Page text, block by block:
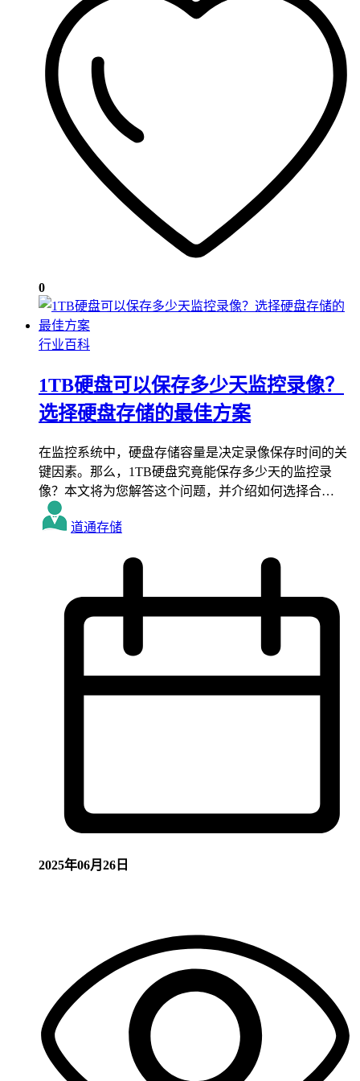
0
行业百科
1TB硬盘可以保存多少天监控录像？
选择硬盘存储的最佳方案
在监控系统中，硬盘存储容量是决定录像保存时间的关
键因素。那么，1TB硬盘究竟能保存多少天的监控录
像？本文将为您解答这个问题，并介绍如何选择合…
道通存储
2025年06月26日